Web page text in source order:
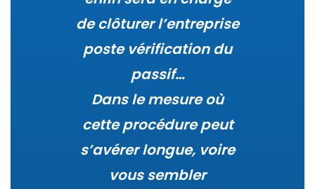
de clôturer l’entreprise
poste vérification du
passif…
Dans le mesure où
cette procédure peut
s’avérer longue, voire
vous sembler